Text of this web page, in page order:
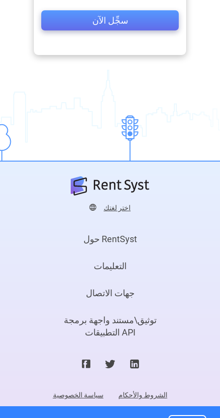
سجِّل الآن
اختر لغتك
حول RentSyst
التعليمات
جهات الاتصال
توثيق\مستند واجهة برمجة
التطبيقات API
سياسة الخصوصية الشروط والأحكام